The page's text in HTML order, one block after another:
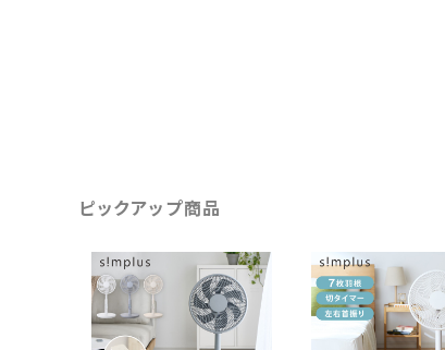
ピックアップ商品